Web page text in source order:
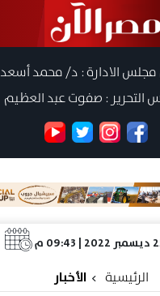
الادارة : د/ محمد أسعد
التحرير : صفوت عبد العظيم
الرئيسية الأخبار